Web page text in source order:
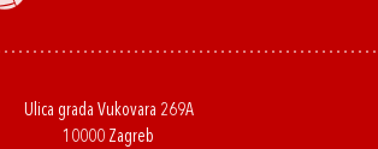
Ulica grada Vukovara 269A
10000 Zagreb